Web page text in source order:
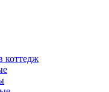
коттедж